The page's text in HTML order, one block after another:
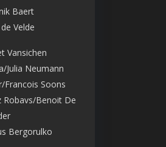
Baert
Velde
Vansichen
Julia Neumann
Francois Soons
Benoit De
Bergorulko